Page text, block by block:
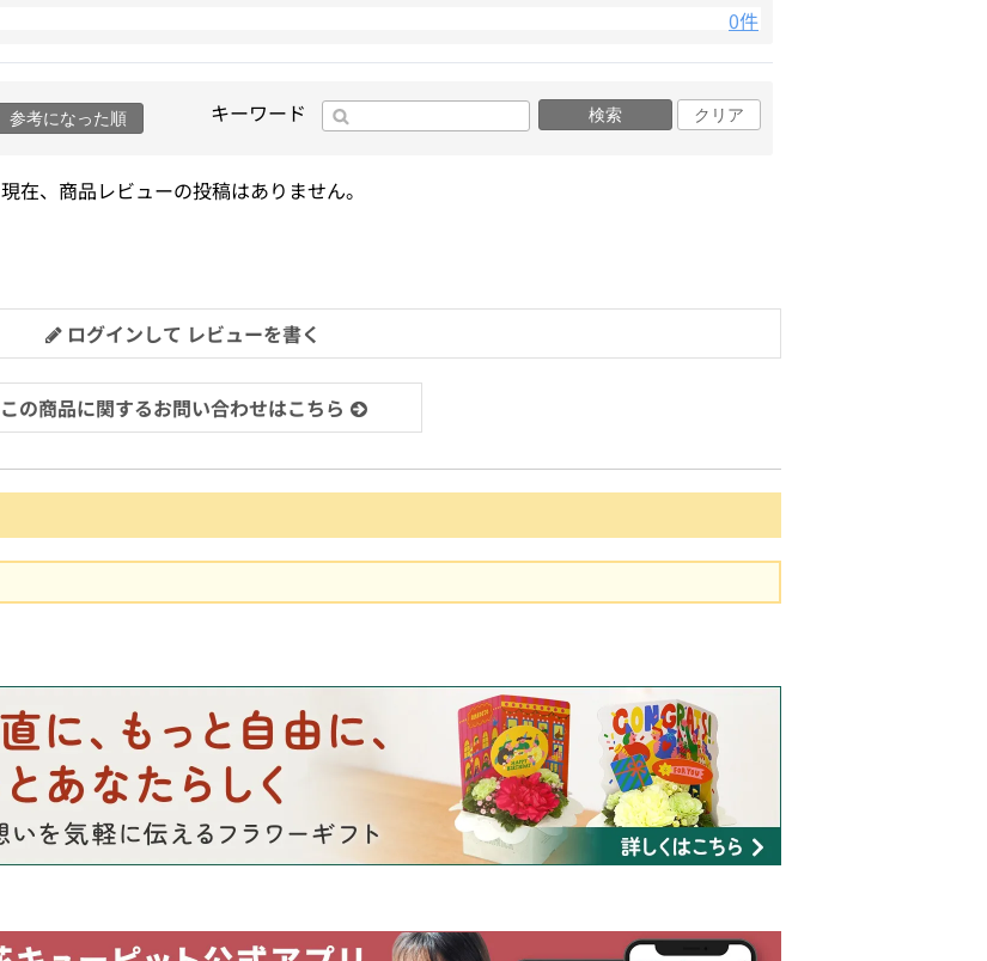
0件
参考になった順 キーワード 検索 クリア
現在、商品レビューの投稿はありません。
ログインして レビューを書く
この商品に関するお問い合わせはこちら